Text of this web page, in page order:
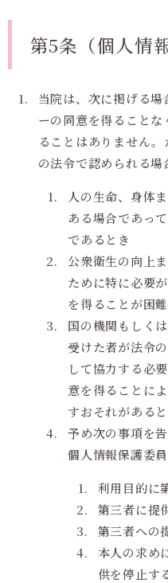
第5条（個人情
当院は、次に掲げる
ーの同意を得ること
ることはありません
の法令で認められる場
人の生命、身体
ある場合であっ
であるとき
公衆衛生の向上
ために特に必要
を得ることが困
国の機関もしく
受けた者が法令
して協力する必
意を得ることに
すおそれがある
予め次の事項を
個人情報保護委
利用目的に
第三者に提
第三者への
本人の求め
供を停止す